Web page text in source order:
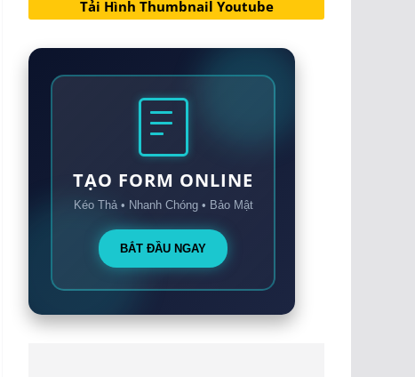
Tải Hình Thumbnail Youtube
TẠO FORM ONLINE
Kéo Thả • Nhanh Chóng • Bảo Mật
BẮT ĐẦU NGAY